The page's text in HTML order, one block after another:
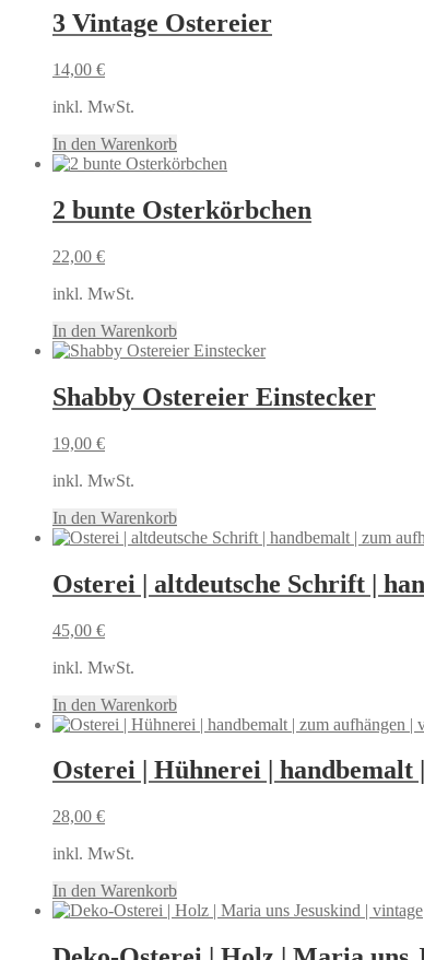
3 Vintage Ostereier
14,00 €
inkl. MwSt.
In den Warenkorb
2 bunte Osterkörbchen
22,00 €
inkl. MwSt.
In den Warenkorb
Shabby Ostereier Einstecker
19,00 €
inkl. MwSt.
In den Warenkorb
Osterei | altdeutsche Schrift |
45,00 €
inkl. MwSt.
In den Warenkorb
Osterei | Hühnerei | handbemalt
28,00 €
inkl. MwSt.
In den Warenkorb